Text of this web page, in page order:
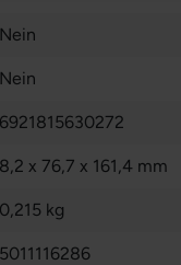
Nein
Nein
6921815630272
8,2 x 76,7 x 161,4 mm
0,215 kg
5011116286